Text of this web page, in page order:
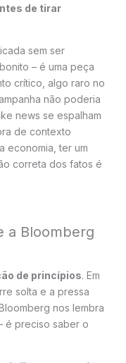
de tirar
sem ser
– é uma peça
crítico, algo raro no
não poderia
news se espalham
de contexto
economia, ter um
correta dos fatos é
a Bloomberg
de princípios. Em
solta e a pressa
nos lembra
é preciso saber o